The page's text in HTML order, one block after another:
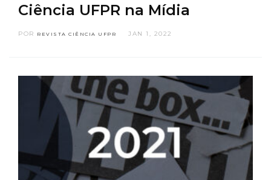
Ciência UFPR na Mídia
POR REVISTA CIÊNCIA UFPR JAN 1, 2022